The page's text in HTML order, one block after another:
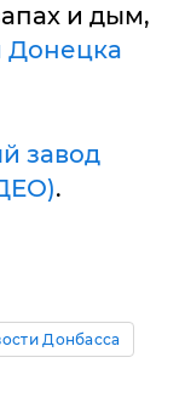
и дым,
Донецка
завод
.
Донбасса